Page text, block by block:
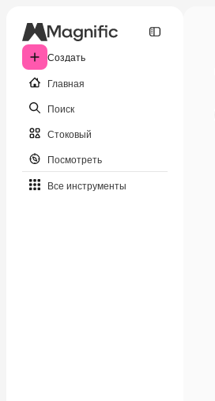
Создать
Главная
Поиск
Стоковый
Посмотреть
Все инструменты